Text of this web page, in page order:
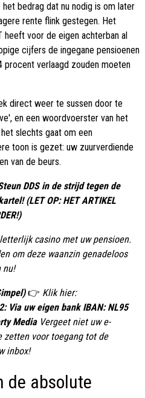
het bedrag dat nu nodig is om later
rente flink gestegen. Het
voor de eigen achterban al
cijfers de ingegane pensioenen
procent verlaagd zouden moeten
direct weer te sussen door te
en een woordvoerster van het
slechts gaat om een
toon is gezet: uw zuurverdiende
van de beurs.
DDS in de strijd tegen de
(LET OP: HET ARTIKEL
casino met uw pensioen.
om deze waanzin genadeloos
nu!
👉 Klik hier:
Via uw eigen bank IBAN: NL95
Media Vergeet niet uw e-
zetten voor toegang tot de
inbox!
de absolute